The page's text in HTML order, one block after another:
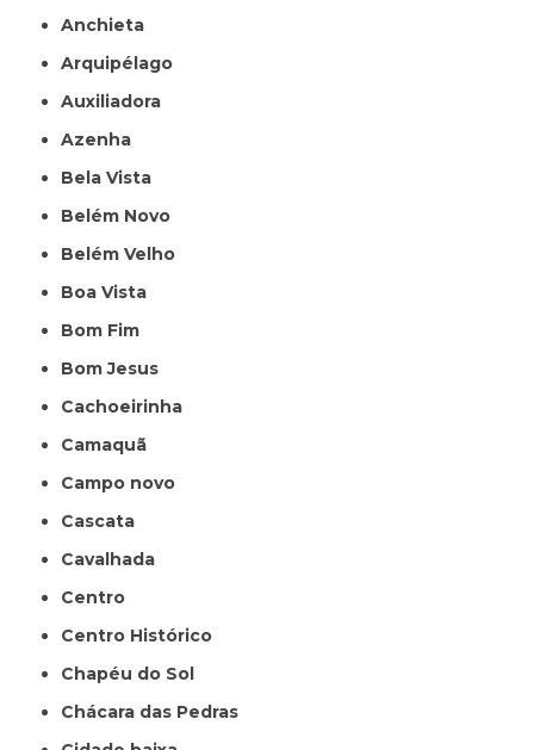
Anchieta
Arquipélago
Auxiliadora
Azenha
Bela Vista
Belém Novo
Belém Velho
Boa Vista
Bom Fim
Bom Jesus
Cachoeirinha
Camaquã
Campo novo
Cascata
Cavalhada
Centro
Centro Histórico
Chapéu do Sol
Chácara das Pedras